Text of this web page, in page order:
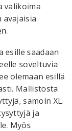
valikoima
avajaisia
esille saadaan
soveltuvia
olemaan esillä
Mallistosta
samoin XL.
ja
Myös